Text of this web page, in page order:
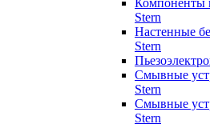
Компоненты
Stern
Настенные
Stern
Смывные
Stern
Смывные
Stern